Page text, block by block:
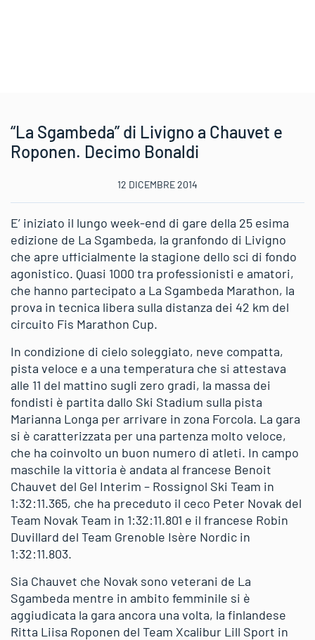
“La Sgambeda” di Livigno a Chauvet e
Roponen. Decimo Bonaldi
12 DICEMBRE 2014
E’ iniziato il lungo week-end di gare della 25 esima
edizione de La Sgambeda, la granfondo di Livigno
che apre ufficialmente la stagione dello sci di fondo
agonistico. Quasi 1000 tra professionisti e amatori,
che hanno partecipato a La Sgambeda Marathon, la
prova in tecnica libera sulla distanza dei 42 km del
circuito Fis Marathon Cup.
In condizione di cielo soleggiato, neve compatta,
pista veloce e a una temperatura che si attestava
alle 11 del mattino sugli zero gradi, la massa dei
fondisti è partita dallo Ski Stadium sulla pista
Marianna Longa per arrivare in zona Forcola. La gara
si è caratterizzata per una partenza molto veloce,
che ha coinvolto un buon numero di atleti. In campo
maschile la vittoria è andata al francese Benoit
Chauvet del Gel Interim – Rossignol Ski Team in
1:32:11.365, che ha preceduto il ceco Peter Novak del
Team Novak Team in 1:32:11.801 e il francese Robin
Duvillard del Team Grenoble Isère Nordic in
1:32:11.803.
Sia Chauvet che Novak sono veterani de La
Sgambeda mentre in ambito femminile si è
aggiudicata la gara ancora una volta, la finlandese
Ritta Liisa Roponen del Team Xcalibur Lill Sport in